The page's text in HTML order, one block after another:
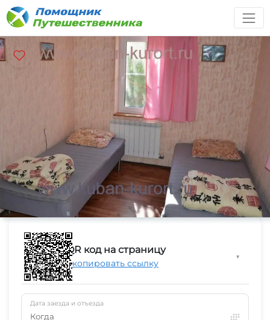
QR код на страницу
Скопировать ссылку
▼
Дата заезда и отъезда
Когда